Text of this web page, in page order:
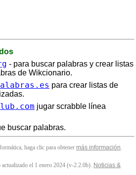
- para buscar palabras y crear listas
de Wikcionario.
para crear listas de
jugar scrabble línea
buscar palabras.
haga clic para obtener más información.
el 1 enero 2024 (v-2.2.0b). Noticias &